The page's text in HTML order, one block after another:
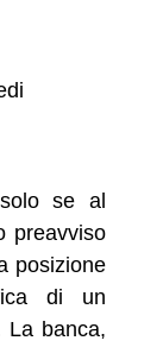
se al
preavviso
posizione
di un
La banca,